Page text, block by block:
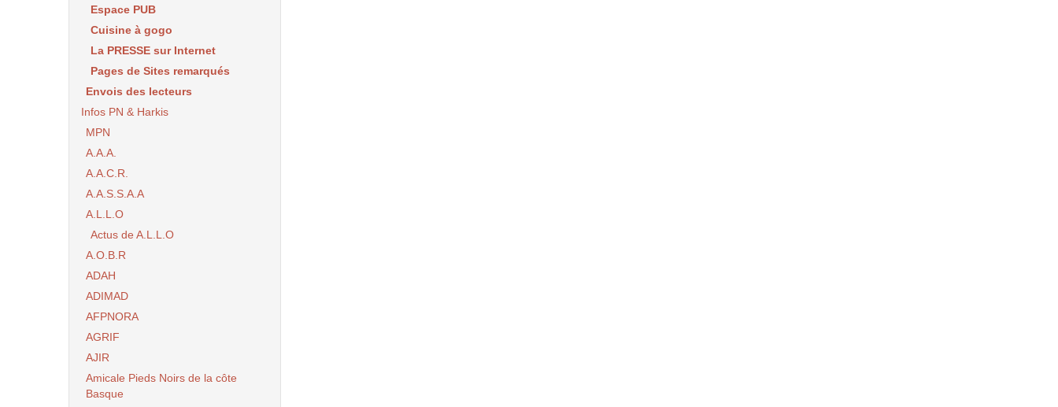
Espace PUB
Cuisine à gogo
La PRESSE sur Internet
Pages de Sites remarqués
Envois des lecteurs
Infos PN & Harkis
MPN
A.A.A.
A.A.C.R.
A.A.S.S.A.A
A.L.L.O
Actus de A.L.L.O
A.O.B.R
ADAH
ADIMAD
AFPNORA
AGRIF
AJIR
Amicale Pieds Noirs de la côte
Basque